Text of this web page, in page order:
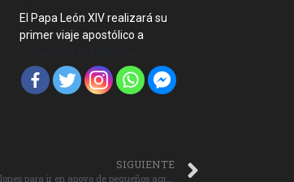
El Papa León XIV realizará su
primer viaje apostólico a
SIGUIENTE
Gobernador Regional prioriza proyecto de más de 3 mil millones para ir en apoyo de pequeños agricultores afectados por las lluvias.